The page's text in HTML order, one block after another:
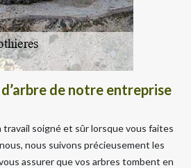
de notre entreprise
travail soigné et sûr lorsque vous faites
nous suivons précieusement les
assurer que vos arbres tombent en